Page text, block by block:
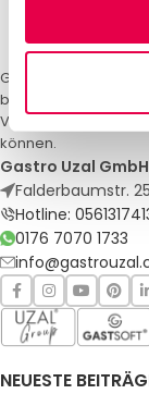
Gastro Uzal – Ihr
bieten
Veranstaltungen.
können.
Gastro Uzal GmbH
Falderbaumstr.
Hotline:
0176 7070 1733
NEUESTE